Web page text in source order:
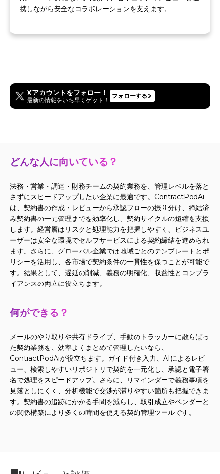
携しながら安全なコラボレーションを支えます。
Xアカウントをフォロー！
最新の情報をいち早くゲット！
フォローする
どんな人に向いている？
法務・営業・調達・財務チームの契約業務を、管理レベルを落と
さずにスピードアップしたい企業に最適です。ContractPodAi
は、契約書の作成・レビューから承認フローの振り分け、締結済
み契約書の一元管理までを効率化し、契約サイクルの短縮を支援
します。経営層はリスクと処理能力を把握しやすく、ビジネスユ
ーザーは安全な環境でセルフサービスによる契約締結を進められ
ます。さらに、グローバル企業では地域ごとのテンプレートとポ
リシーを活用し、各市場で契約条件の一貫性を保つことが可能で
す。結果として、遅延の削減、義務の明確化、収益性とコンプラ
イアンスの両立に役立ちます。
何ができる？
メールのやり取りや共有ドライブ、手動のトラッカーに散らばっ
た契約業務を、効率よくまとめて管理したいなら、
ContractPodAiが役立ちます。ガイド付き入力、AIによるレビ
ュー、検索しやすいリポジトリで契約を一元化し、承認と電子署
名で処理をスピードアップ。さらに、リマインダーで義務事項を
見落としにくく、分析機能で交渉が滞りやすい箇所も把握できま
す。契約書の追跡にかかる手間を減らし、取引成立やベンダーと
の関係構築により多くの時間を使える契約管理ツールです。